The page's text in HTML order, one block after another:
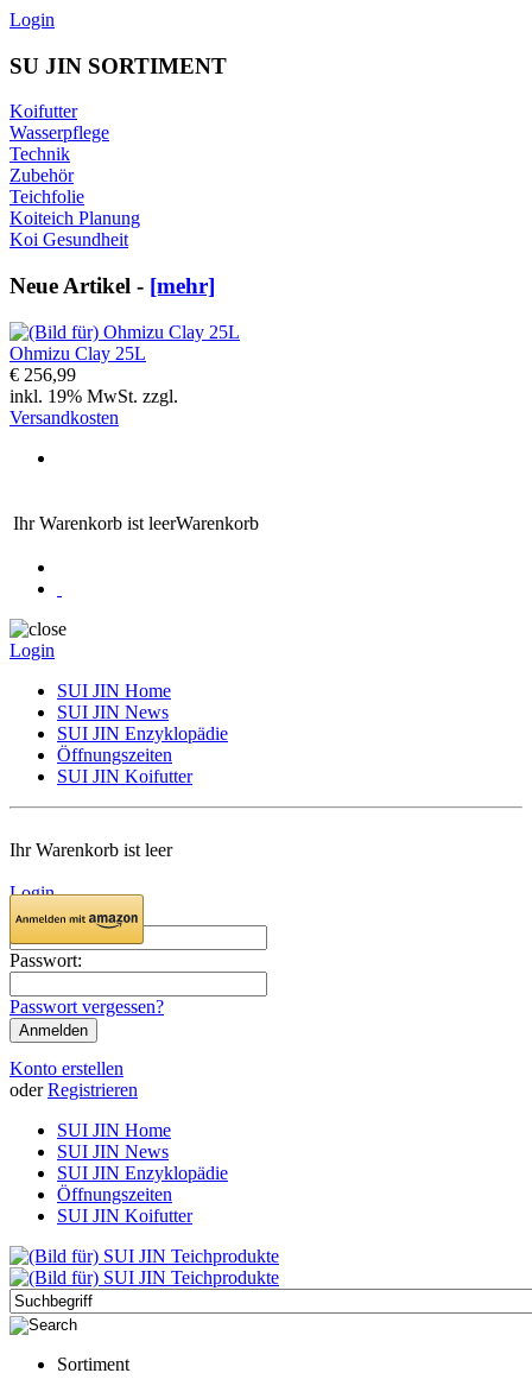
Login
SU JIN SORTIMENT
Koifutter
Wasserpflege
Technik
Zubehör
Teichfolie
Koiteich Planung
Koi Gesundheit
Neue Artikel - [mehr]
Ohmizu Clay 25L
€ 256,99
inkl. 19% MwSt. zzgl.
Versandkosten
Ihr Warenkorb ist leerWarenkorb
Login
SUI JIN Home
SUI JIN News
SUI JIN Enzyklopädie
Öffnungszeiten
SUI JIN Koifutter
Ihr Warenkorb ist leer
Login
E-Mail:
Passwort:
Passwort vergessen?
Konto erstellen
oder Registrieren
SUI JIN Home
SUI JIN News
SUI JIN Enzyklopädie
Öffnungszeiten
SUI JIN Koifutter
Sortiment